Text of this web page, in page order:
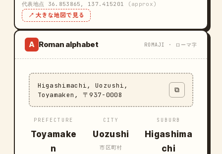
代表地点 36.853865, 137.415201 (approx)
↗ 大きな地図で見る
A Roman alphabet ROMAJI · ローマ字
Higashimachi, Uozushi,
Toyamaken, 〒937-0008
⧉
PREFECTURE
Toyamake
n
CITY
Uozushi
市区町村
SUBURB
Higashima
chi